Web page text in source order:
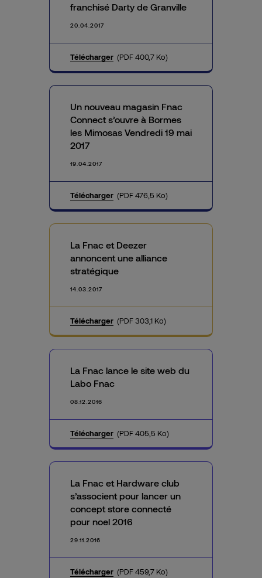
franchisé Darty de Granville
20.04.2017
Télécharger (PDF 400,7 Ko)
Un nouveau magasin Fnac
Connect s’ouvre à Bormes
les Mimosas Vendredi 19 mai
2017
19.04.2017
Télécharger (PDF 476,5 Ko)
La Fnac et Deezer
annoncent une alliance
stratégique
14.03.2017
Télécharger (PDF 303,1 Ko)
La Fnac lance le site web du
Labo Fnac
08.12.2016
Télécharger (PDF 405,5 Ko)
La Fnac et Hardware club
s’associent pour lancer un
concept store connecté
pour noel 2016
29.11.2016
Télécharger (PDF 459,7 Ko)